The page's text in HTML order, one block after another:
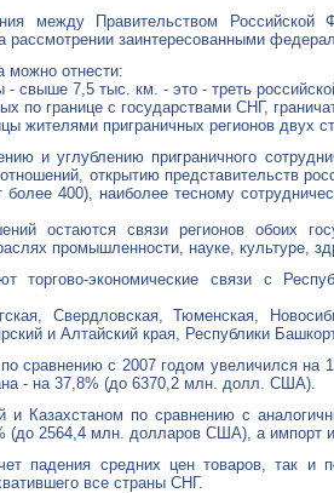
между Правительством
заинтересованными
можно отнести:
свыше 7,5 тыс. км. - это - треть
по границе с государствами СНГ,
жителями приграничных регионов двух
и углублению приграничного
открытию представительств
более 400), наиболее тесному
остаются связи регионов обоих
промышленности, науке, культуре,
торгово-экономические связи с
Свердловская, Тюменская,
и Алтайский края, Республики
сравнению с 2007 годом увеличился
- на 37,8% (до 6370,2 млн. долл. США).
и Казахстаном по сравнению с
(до 2564,4 млн. долларов США), а импорт
падения средних цен товаров, так
все страны СНГ.